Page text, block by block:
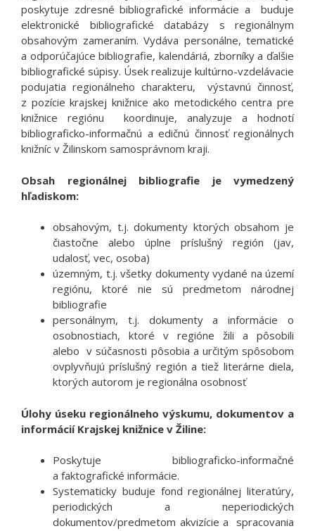
poskytuje zdresné bibliografické informácie a buduje
elektronické bibliografické databázy s regionálnym
obsahovým zameraním. Vydáva personálne, tematické
a odporúčajúce bibliografie, kalendáriá, zborníky a ďalšie
bibliografické súpisy. Úsek realizuje kultúrno-vzdelávacie
podujatia regionálneho charakteru, výstavnú činnosť,
z pozície krajskej knižnice ako metodického centra pre
knižnice regiónu koordinuje, analyzuje a hodnotí
bibliograficko-informačnú a edičnú činnosť regionálnych
knižníc v Žilinskom samosprávnom kraji.
Obsah regionálnej bibliografie je vymedzený
hľadiskom:
obsahovým, t.j. dokumenty ktorých obsahom je
čiastočne alebo úplne príslušný región (jav,
udalosť, vec, osoba)
územným, t.j. všetky dokumenty vydané na území
regiónu, ktoré nie sú predmetom národnej
bibliografie
personálnym, t.j. dokumenty a informácie o
osobnostiach, ktoré v regióne žili a pôsobili
alebo v súčasnosti pôsobia a určitým spôsobom
ovplyvňujú príslušný región a tiež literárne diela,
ktorých autorom je regionálna osobnosť
Úlohy úseku regionálneho výskumu, dokumentov a
informácií Krajskej knižnice v Žiline:
Poskytuje bibliograficko-informačné
a faktografické informácie.
Systematicky buduje fond regionálnej literatúry,
periodických a neperiodických
dokumentov/predmetom akvizície a spracovania